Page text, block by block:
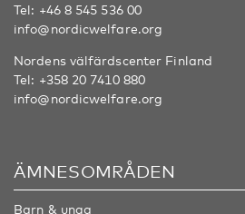
Tel: +46 8 545 536 00
info@nordicwelfare.org
Nordens välfärdscenter Finland
Tel: +358 20 7410 880
info@nordicwelfare.org
ÄMNESOMRÅDEN
Barn & unga